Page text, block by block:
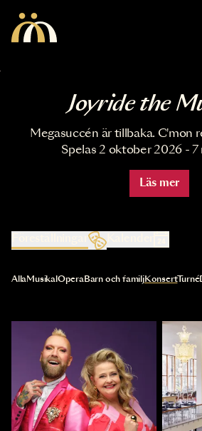
Joyride the
Megasuccén är tillbaka. C'mon
Spelas 2 oktober 2026 - 7
Läs mer
Kalender
Val av kategori uppdaterar innehållet
AllaMusikal OperaBarn och familjKonsertTurné